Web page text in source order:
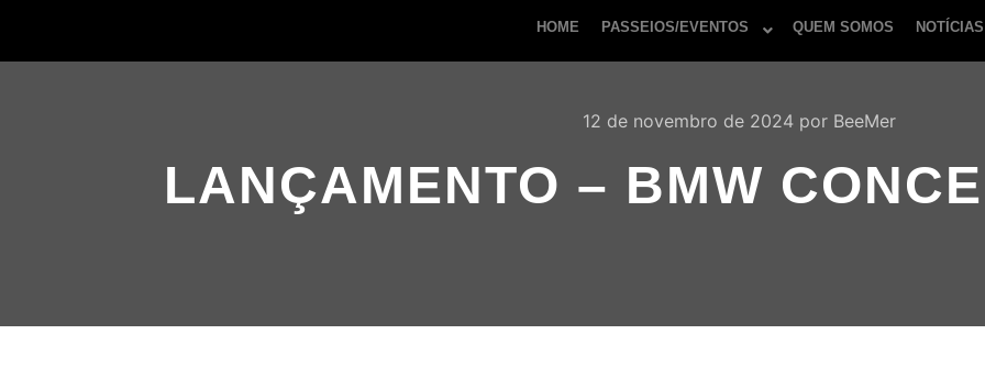
HOME PASSEIOS/EVENTOS QUEM SOMOS NOTÍCIAS
12 de novembro de 2024por BeeMer
LANÇAMENTO – BMW